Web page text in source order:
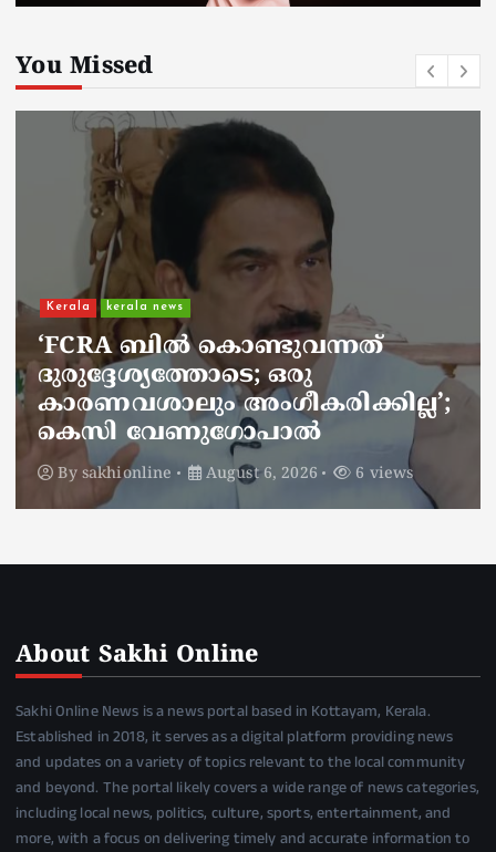
You Missed
Kerala kerala news
ചാലിശേരിയില്‍ സര്‍ക്കാര്‍
ജനകീയ ആരോഗ്യകേന്ദ്രത്തില്‍
നഴ്സിന് അണലിയുടെ കടിയേറ്റു;
അണലിയുടെ കടിയേറ്റത്
ഡ്യൂട്ടിക്കിടെ
Bysakhionline August 6, 2026 5 views
About Sakhi Online
Sakhi Online News is a news portal based in Kottayam, Kerala.
Established in 2018, it serves as a digital platform providing news
and updates on a variety of topics relevant to the local community
and beyond. The portal likely covers a wide range of news categories,
including local news, politics, culture, sports, entertainment, and
more, with a focus on delivering timely and accurate information to